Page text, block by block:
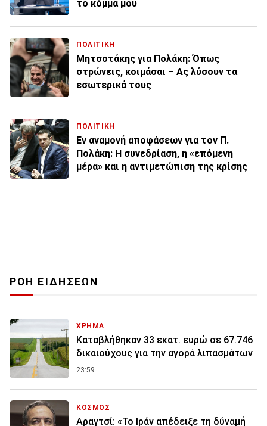
το κόμμα μου
ΠΟΛΙΤΙΚΗ
Μητσοτάκης για Πολάκη: Όπως
στρώνεις, κοιμάσαι – Ας λύσουν τα
εσωτερικά τους
ΠΟΛΙΤΙΚΗ
Εν αναμονή αποφάσεων για τον Π.
Πολάκη: Η συνεδρίαση, η «επόμενη
μέρα» και η αντιμετώπιση της κρίσης
ΡΟΗ ΕΙΔΗΣΕΩΝ
ΧΡΗΜΑ
Καταβλήθηκαν 33 εκατ. ευρώ σε 67.746
δικαιούχους για την αγορά λιπασμάτων
23:59
ΚΟΣΜΟΣ
Αραγτσί: «Το Ιράν απέδειξε τη δύναμή